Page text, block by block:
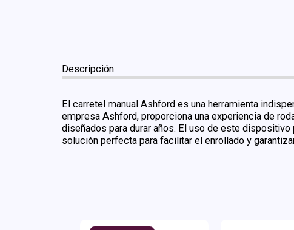
Descripción
El carretel manual Ashford es una herramienta
empresa Ashford, proporciona una experiencia de
diseñados para durar años. El uso de este
solución perfecta para facilitar el enrollado y